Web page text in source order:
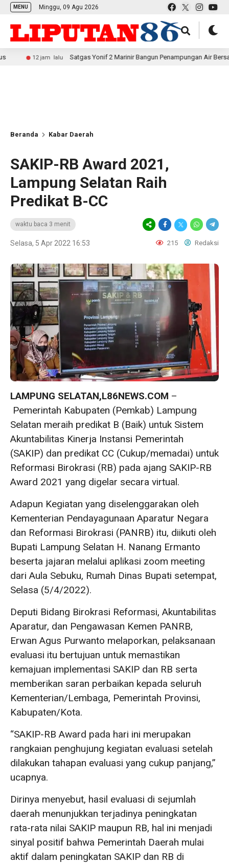
MENU Minggu, 09 Agu 2026
jam lalu Satgas Yonif 2 Marinir Bangun Penampungan Air Bersama
Beranda Kabar Daerah
SAKIP-RB Award 2021,
Lampung Selatan Raih
Predikat B-CC
waktu baca 3 menit
Selasa, 5 Apr 2022 16:53 215 Redaksi
LAMPUNG SELATAN,L86NEWS.COM –
Pemerintah Kabupaten (Pemkab) Lampung
Selatan meraih predikat B (Baik) untuk Sistem
Akuntabilitas Kinerja Instansi Pemerintah
(SAKIP) dan predikat CC (Cukup/memadai) untuk
Reformasi Birokrasi (RB) pada ajang SAKIP-RB
Award 2021 yang digelar secara virtual.
Adapun Kegiatan yang diselenggarakan oleh
Kementerian Pendayagunaan Aparatur Negara
dan Reformasi Birokrasi (PANRB) itu, diikuti oleh
Bupati Lampung Selatan H. Nanang Ermanto
beserta jajaran melalui aplikasi zoom meeting
dari Aula Sebuku, Rumah Dinas Bupati setempat,
Selasa (5/4/2022).
Deputi Bidang Birokrasi Reformasi, Akuntabilitas
Aparatur, dan Pengawasan Kemen PANRB,
Erwan Agus Purwanto melaporkan, pelaksanaan
evaluasi itu bertujuan untuk memastikan
kemajuan implementasi SAKIP dan RB serta
memberikan saran perbaikan kepada seluruh
Kementerian/Lembaga, Pemerintah Provinsi,
Kabupaten/Kota.
“SAKIP-RB Award pada hari ini merupakan
rangkaian penghujung kegiatan evaluasi setelah
dilakukan tahapan evaluasi yang cukup panjang,”
ucapnya.
Dirinya menyebut, hasil evaluasi di sejumlah
daerah menunjukkan terjadinya peningkatan
rata-rata nilai SAKIP maupun RB, hal ini menjadi
sinyal positif bahwa Pemerintah Daerah mulai
aktif dalam peningkatan SAKIP dan RB di